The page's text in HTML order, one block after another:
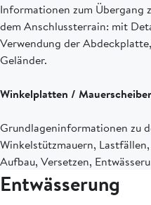
Informationen zum Übergang
dem Anschlussterrain: mit
Verwendung der
Geländer.
Winkelplatten /
Grundlageninformationen zu
Winkelstützmauern,
Aufbau, Versetzen,
Entwässerung